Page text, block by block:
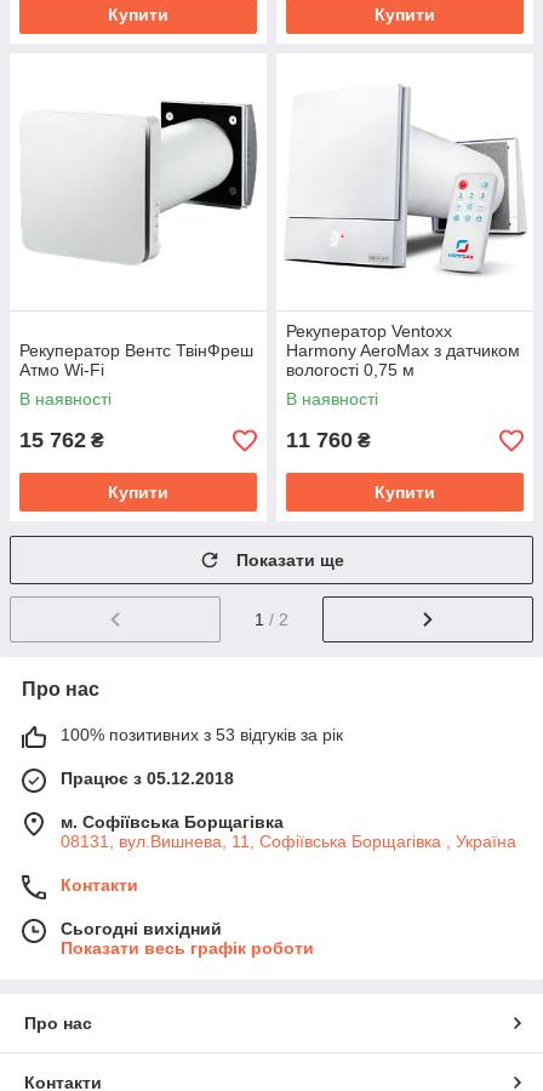
Купити Купити
Рекуператор Вентс ТвінФреш
Атмо Wi-Fi
В наявності
15 762 ₴
Купити
Рекуператор Ventoxx
Harmony AeroMax з датчиком
вологості 0,75 м
В наявності
11 760 ₴
Купити
Показати ще
1 / 2
Про нас
100% позитивних з 53 відгуків за рік
Працює з 05.12.2018
м. Софіївська Борщагівка
08131, вул.Вишнева, 11, Софіївська Борщагівка , Україна
Контакти
Сьогодні вихідний
Показати весь графік роботи
Про нас
Контакти